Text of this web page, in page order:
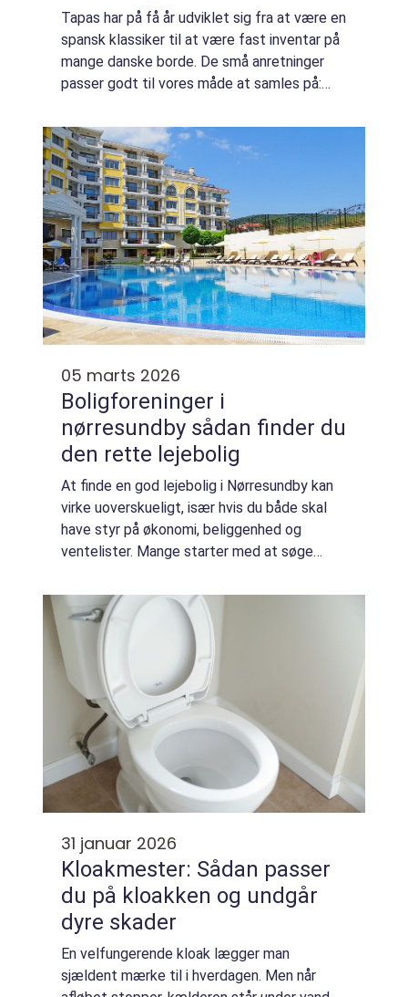
Tapas har på få år udviklet sig fra at være en
spansk klassiker til at være fast inventar på
mange danske borde. De små anretninger
passer godt til vores måde at samles på:
05 marts 2026
Boligforeninger i
nørresundby sådan finder du
den rette lejebolig
At finde en god lejebolig i Nørresundby kan
virke uoverskueligt, især hvis du både skal
have styr på økonomi, beliggenhed og
ventelister. Mange starter med at søge
de mest stabile og trygge lejeboliger ofte...
31 januar 2026
Kloakmester: Sådan passer
du på kloakken og undgår
dyre skader
En velfungerende kloak lægger man
sjældent mærke til i hverdagen. Men når